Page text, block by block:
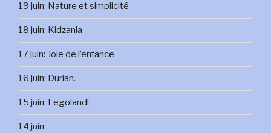
19 juin: Nature et simplicité
18 juin: Kidzania
17 juin: Joie de l’enfance
16 juin: Durian.
15 juin: Legoland!
14 juin